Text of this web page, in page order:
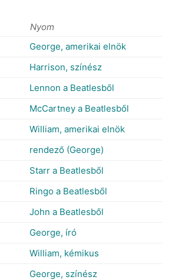
Nyom
George, amerikai elnök
Harrison, színész
Lennon a Beatlesből
McCartney a Beatlesből
William, amerikai elnök
rendező (George)
Starr a Beatlesből
Ringo a Beatlesből
John a Beatlesből
George, író
William, kémikus
George, színész